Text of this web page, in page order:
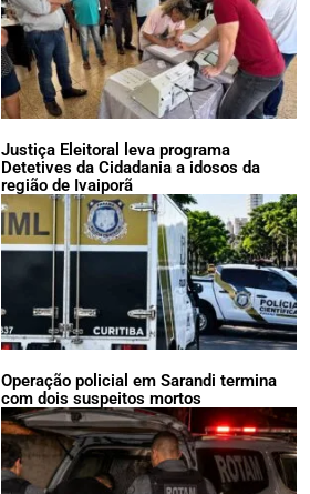
Justiça Eleitoral leva programa
Detetives da Cidadania a idosos da
região de Ivaiporã
Operação policial em Sarandi termina
com dois suspeitos mortos